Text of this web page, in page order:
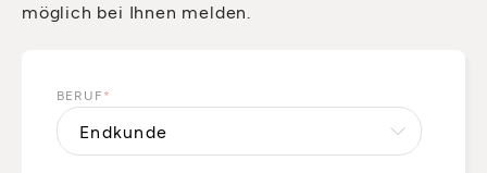
möglich bei Ihnen melden.
BERUF *